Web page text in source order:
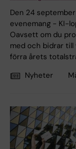
Den 24
evenemang - KI-
Oavsett om du
med och bidrar till
förra årets
Nyheter